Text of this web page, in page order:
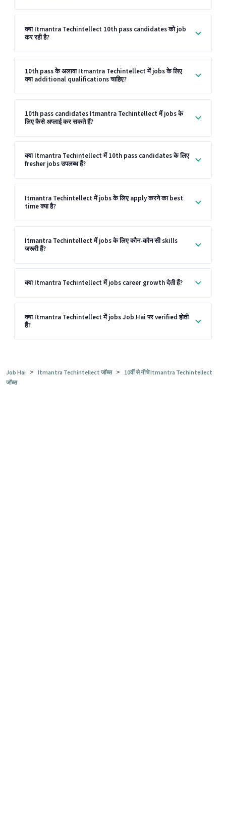
क्या Itmantra Techintellect 10th pass candidates को job
कर रही है?
10th pass के अलावा Itmantra Techintellect में jobs के लिए
क्या additional qualifications चाहिए?
10th pass candidates Itmantra Techintellect में jobs के
लिए कैसे अप्लाई कर सकते हैं?
क्या Itmantra Techintellect में 10th pass candidates के लिए
fresher jobs उपलब्ध हैं?
Itmantra Techintellect में jobs के लिए apply करने का best
time क्या है?
Itmantra Techintellect में jobs के लिए कौन-कौन सी skills
जरूरी हैं?
क्या Itmantra Techintellect में jobs career growth देती हैं?
क्या Itmantra Techintellect में jobs Job Hai पर verified होती
हैं?
Job Hai > Itmantra Techintellect जॉब्स > 10वीं से नीचे Itmantra Techintellect
जॉब्स